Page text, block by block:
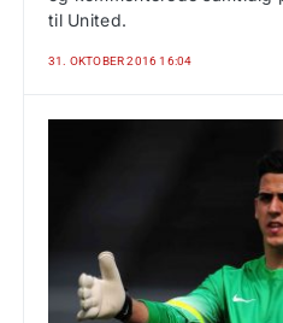
til United.
31. OKTOBER 2016 16:04